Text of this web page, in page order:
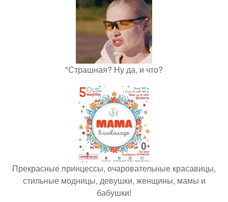
"Страшная? Ну да, и что?
Прекрасные принцессы, очаровательные красавицы,
стильные модницы, девушки, женщины, мамы и
бабушки!